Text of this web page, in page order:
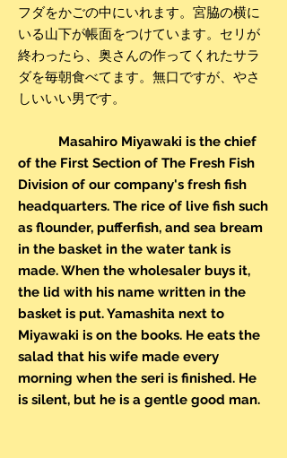
フダをかごの中にいれます。宮脇の横に
いる山下が帳面をつけています。 セリが
終わったら、奥さんの作ってくれたサラ
ダを毎朝食べてます。無口ですが、やさ
しいいい男です。
Masahiro Miyawaki is the chief
of the First Section of The Fresh Fish
Division of our company's fresh fish
headquarters. The rice of live fish such
as flounder, pufferfish, and sea bream
in the basket in the water tank is
made. When the wholesaler buys it,
the lid with his name written in the
basket is put. Yamashita next to
Miyawaki is on the books. He eats the
salad that his wife made every
morning when the seri is finished. He
is silent, but he is a gentle good man.